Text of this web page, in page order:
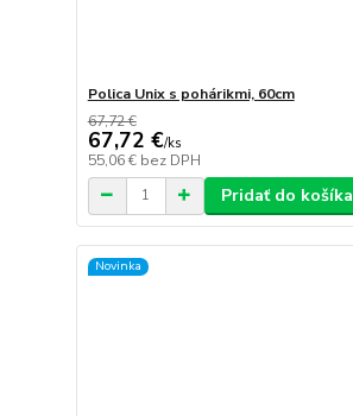
Polica Unix s pohárikmi, 60cm
67,72 €
67,72 €/ks
55,06 € bez DPH
Pridať do košíka
Novinka